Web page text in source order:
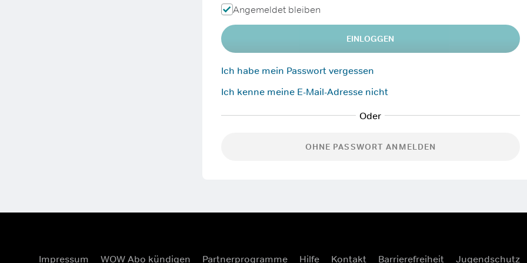
Angemeldet bleiben
EINLOGGEN
Ich habe mein Passwort vergessen
Ich kenne meine E-Mail-Adresse nicht
OHNE PASSWORT ANMELDEN
Impressum WOW Abo kündigen Partnerprogramme Hilfe Kontakt Barrierefreiheit Jugendschutz